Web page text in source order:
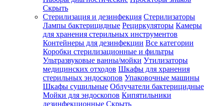
Скрыть
Стерилизация и дезинфекция Стерилизаторы
Лампы бактерицидные Рециркуляторы Камеры
для хранения стерильных инструментов
Контейнеры для дезинфекции Все категории
Коробки стерилизационные и фильтры
Ультразвуковые ванны/мойки Утилизаторы
медицинских отходов Шкафы для хранения
стерильных эндоскопов Упаковочные машины
Шкафы сушильные Облучатели бактерицидные
Мойки для эндоскопов Кипятильники
дезинфекционные Скрыть